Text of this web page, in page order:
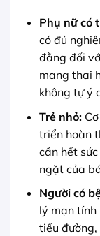
Phụ nữ có
có đủ
đằng đối
mang thai
không tự ý
Trẻ nhỏ:Cơ
triển hoàn
cần hết
ngặt của
Người có
lý mạn tính
tiểu đường,